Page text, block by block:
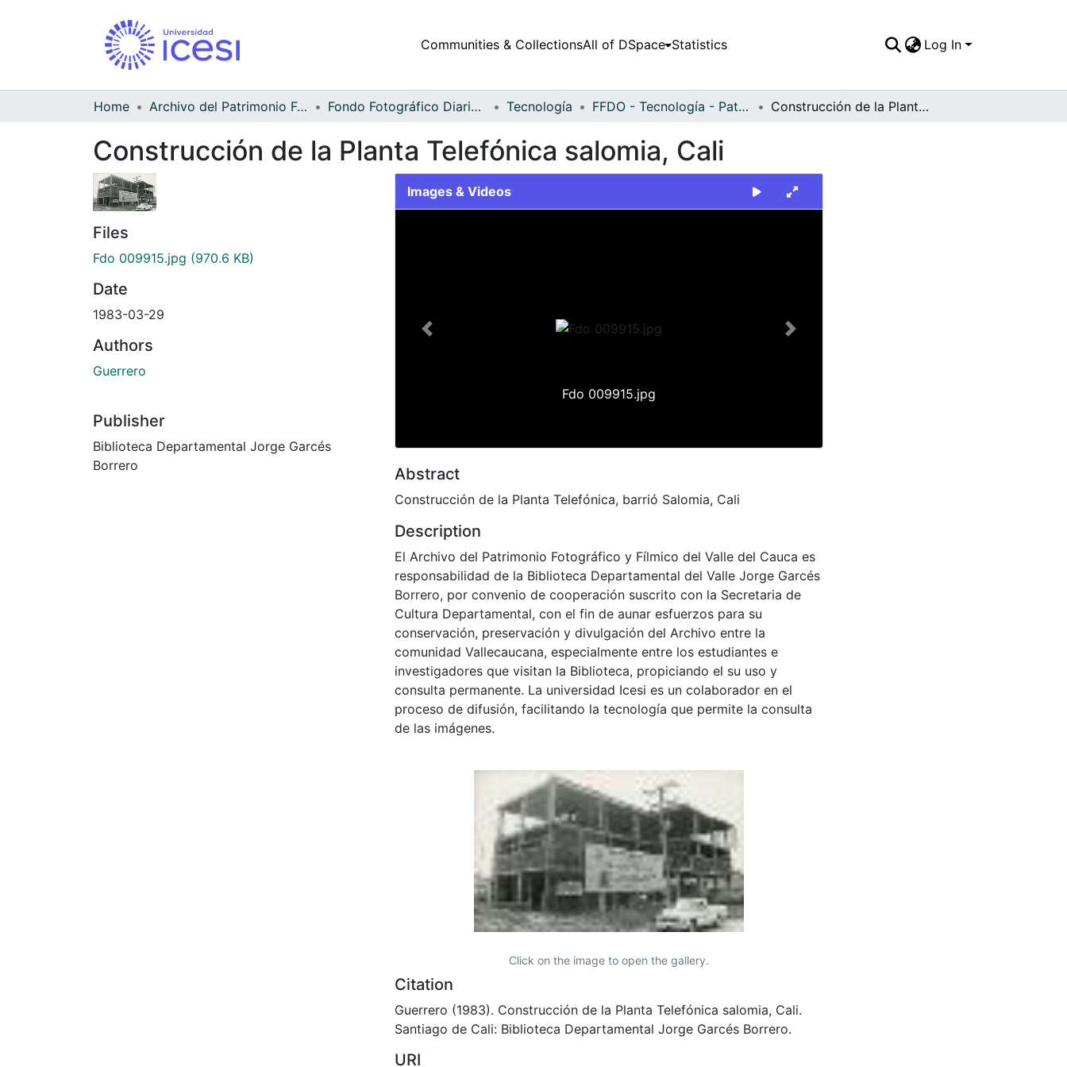
Communities & CollectionsAll of DSpace Statistics Log In
Home Archivo del Patrimonio Fotográfico y Fílmico del Valle del Cauca Fondo Fotográfico Diario Occidente Tecnología FFDO - Tecnología - Patrimonial Construcción de la Planta Telefónica salomia, Cali
Construcción de la Planta Telefónica salomia, Cali
Files
Fdo 009915.jpg (970.6 KB)
Date
1983-03-29
Authors
Guerrero
Publisher
Biblioteca Departamental Jorge Garcés
Borrero
Images & Videos
Fdo 009915.jpg
Previous Next
Abstract
Construcción de la Planta Telefónica, barrió Salomia, Cali
Description
El Archivo del Patrimonio Fotográfico y Fílmico del Valle del Cauca es
responsabilidad de la Biblioteca Departamental del Valle Jorge Garcés
Borrero, por convenio de cooperación suscrito con la Secretaria de
Cultura Departamental, con el fin de aunar esfuerzos para su
conservación, preservación y divulgación del Archivo entre la
comunidad Vallecaucana, especialmente entre los estudiantes e
investigadores que visitan la Biblioteca, propiciando el su uso y
consulta permanente. La universidad Icesi es un colaborador en el
proceso de difusión, facilitando la tecnología que permite la consulta
de las imágenes.
Click on the image to open the gallery.
Citation
Guerrero (1983). Construcción de la Planta Telefónica salomia, Cali.
Santiago de Cali: Biblioteca Departamental Jorge Garcés Borrero.
URI